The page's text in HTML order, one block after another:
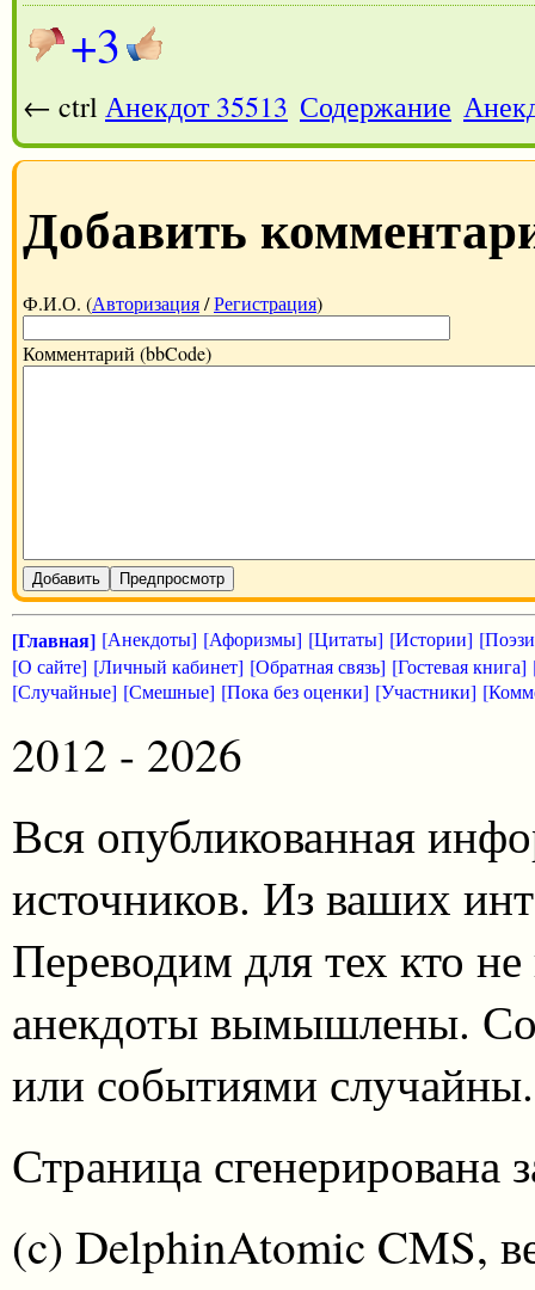
+3
← ctrl Анекдот 35513 Содержание
Добавить
Ф.И.О. (Авторизация/Регистрация)
Комментарий (bbCode)
Добавить Предпросмотр
[Главная] [Анекдоты] [Афоризмы] [Цитаты] [Истории]
[О сайте] [Личный кабинет] [Обратная связь] [Гостевая книга]
[Случайные] [Смешные] [Пока без оценки] [Участники]
2012 - 2026
Вся опубликованная
источников. Из ваших
Переводим для тех кто
анекдоты вымышлены.
или событиями случайны.
Страница сгенерирована
(c) DelphinAtomic CMS,